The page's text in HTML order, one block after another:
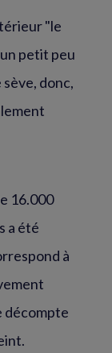
"le
petit peu
donc,
16.000
a été
à
décompte